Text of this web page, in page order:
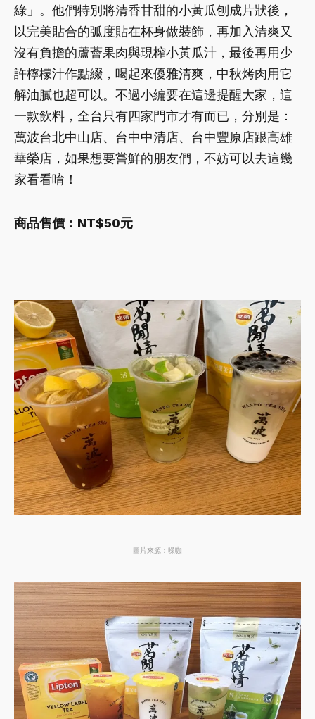
綠」。他們特別將清香甘甜的小黃瓜刨成片狀後，
以完美貼合的弧度貼在杯身做裝飾，再加入清爽又
沒有負擔的蘆薈果肉與現榨小黃瓜汁，最後再用少
許檸檬汁作點綴，喝起來優雅清爽，中秋烤肉用它
解油膩也超可以。不過小編要在這邊提醒大家，這
一款飲料，全台只有四家門市才有而已，分別是：
萬波台北中山店、台中中清店、台中豐原店跟高雄
華榮店，如果想要嘗鮮的朋友們，不妨可以去這幾
家看看唷！
商品售價：NT$50元
圖片來源：噪咖